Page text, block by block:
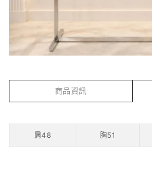
商品資訊
肩48 胸51